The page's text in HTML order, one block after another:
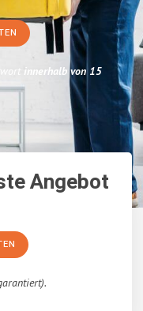
innerhalb von 15
Angebot